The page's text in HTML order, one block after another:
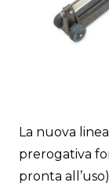
La nuova
prerogativa
pronta